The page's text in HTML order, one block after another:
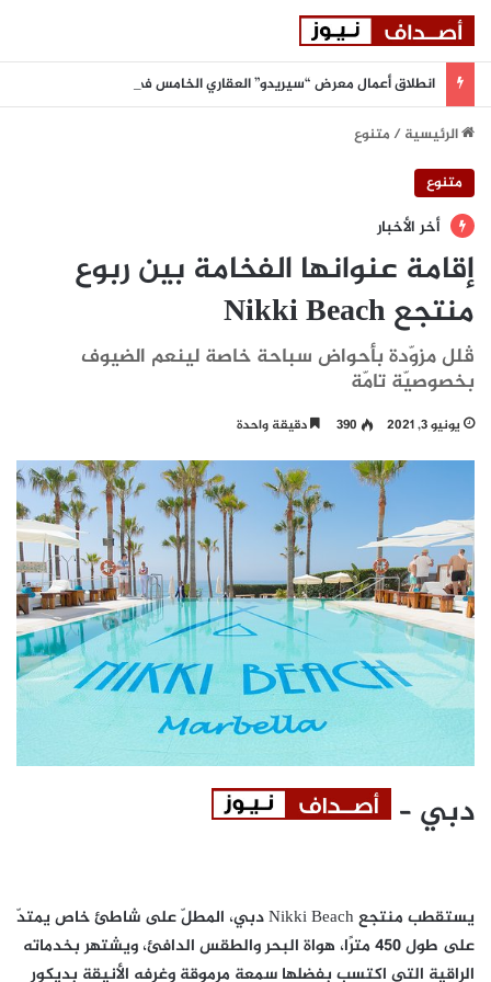
الرئيسية/متنوع
متنوع
أخر الأخبار
إقامة عنوانها الفخامة بين ربوع
منتجع Nikki Beach
ڤلل مزوّدة بأحواض سباحة خاصة لينعم الضيوف
بخصوصيّة تامّة
يونيو 3, 2021 390 دقيقة واحدة
دبي –
يستقطب منتجع Nikki Beach دبي، المطلّ على شاطئ خاص يمتدّ
على طول 450 مترًا، هواة البحر والطقس الدافئ، ويشتهر بخدماته
الراقية التي اكتسب بفضلها سمعة مرموقة وغرفه الأنيقة بديكور